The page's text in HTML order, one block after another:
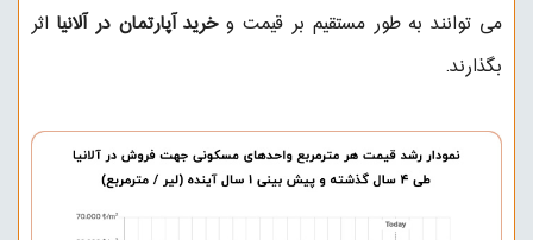
می توانند به طور مستقیم بر قیمت وخرید آپارتمان در آلانیا اثر
بگذارند.